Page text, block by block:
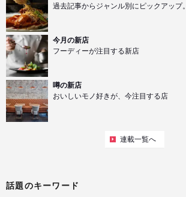
過去記事からジャンル別にピックアップ。
今月の新店
フーディーが注目する新店
噂の新店
おいしいモノ好きが、今注目する店
連載一覧へ
話題のキーワード